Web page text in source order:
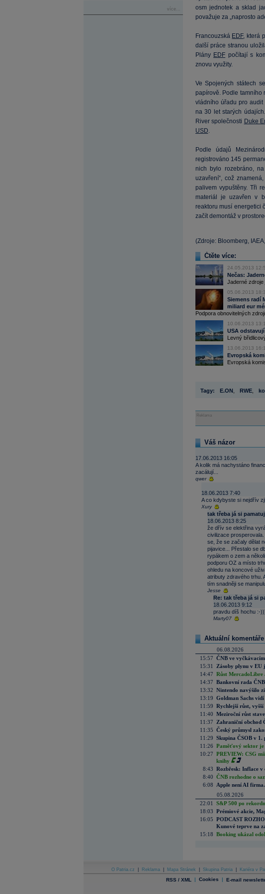
více...
osm jednotek a sklad
považuje za „naprosto
Francouzská EDF, která
další práce stranou
Plány EDF počítají s
znovu využity.
Ve Spojených státech
papírově. Podle tamního
vládního úřadu pro
na 30 let starých
River společnosti Duke
USD.
Podle údajů
registrováno 145
nich bylo rozebráno,
uzavření“, což
palivem vypuštěny. Tři
materiál je uzavřen v
reaktoru musí energetici
začít demontáž v
(Zdroje: Bloomberg,
Čtěte více:
24.05.2013
Nečas:
Jaderné zdroje
05.06.2013
Siemens radí
miliard eur
Podpora obnovitelných
10.06.2013
USA
Levný
13.06.2013
Evropská
Evropská
Tagy: E.ON, RWE,
Reklama
Váš názor
17.06.2013 16:05
A kolik má nachystáno
zacálují...
qwer
18.06.2013 7:40
A co kdybyste si nejdřív
Xury
tak třeba já si
18.06.2013 8:25
že dřív se elektřina
civilizace
se, že se začaly dělat
pijavice... Přestalo se
rypákem o zem a
podporu OZ a místo
ohledu na koncové
atributy zdravého trhu.
tím snadněji se
Jesse
Re: tak třeba já si
18.06.2013 9:12
pravdu díš hochu :-
Marty07
Aktuální komentáře
06.08.2026
15:57 ČNB ve
15:31
Zásoby plynu v EU
14:47 Růst MercadoLibre
14:37 Bankovní rada
13:32 Nintendo navýšilo
13:19 Goldman Sachs
11:59 Rychlejší růst,
11:40 Meziroční růst
11:37
Zahraniční obchod
11:35 Český průmysl
11:29 Skupina ČSOB v
11:26 Paměťový sektor je
10:27 PREVIEW: CSG
knihy
8:43 Rozbřesk: Inflace v
8:40 ČNB rozhodne o
6:08
Apple není AI
05.08.2026
22:01
S&P 500 po
18:03 Prémiové akcie,
16:05 PODCAST
Kunové teprve na
15:18 Booking ukázal
O Patria.cz Reklama Mapa Stránek Skupina Patria Kariéra v
RSS / XML | Cookies | E-mail